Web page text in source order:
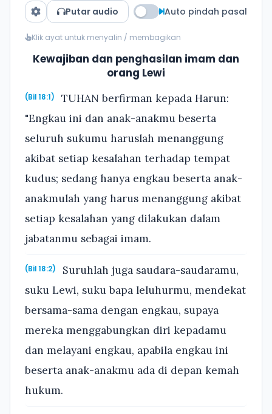
Putar audio Auto pindah pasal
Klik ayat untuk menyalin / membagikan
Kewajiban dan penghasilan imam dan
orang Lewi
(Bil 18:1)
TUHAN berfirman kepada Harun:
"Engkau ini dan anak-anakmu beserta
seluruh sukumu haruslah menanggung
akibat setiap kesalahan terhadap tempat
kudus; sedang hanya engkau beserta anak-
anakmulah yang harus menanggung akibat
setiap kesalahan yang dilakukan dalam
jabatanmu sebagai imam.
(Bil 18:2)
Suruhlah juga saudara-saudaramu,
suku Lewi, suku bapa leluhurmu, mendekat
bersama-sama dengan engkau, supaya
mereka menggabungkan diri kepadamu
dan melayani engkau, apabila engkau ini
beserta anak-anakmu ada di depan kemah
hukum.